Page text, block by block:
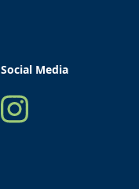
Social Media